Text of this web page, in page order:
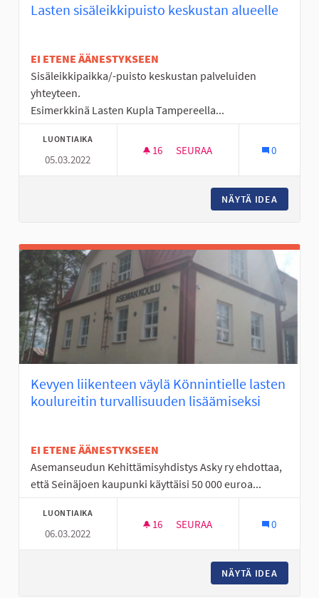
Lasten sisäleikkipuisto keskustan alueelle
EI ETENE ÄÄNESTYKSEEN
Sisäleikkipaikka/-puisto keskustan palveluiden
yhteyteen.
Esimerkkinä Lasten Kupla Tampereella...
LUONTIAIKA
05.03.2022
16 16 SEURAAJAA
SEURAA 0
NÄYTÄ IDEA
Kevyen liikenteen väylä Könnintielle lasten
koulureitin turvallisuuden lisäämiseksi
EI ETENE ÄÄNESTYKSEEN
Asemanseudun Kehittämisyhdistys Asky ry ehdottaa,
että Seinäjoen kaupunki käyttäisi 50 000 euroa...
LUONTIAIKA
06.03.2022
16 16 SEURAAJAA
SEURAA 0
NÄYTÄ IDEA